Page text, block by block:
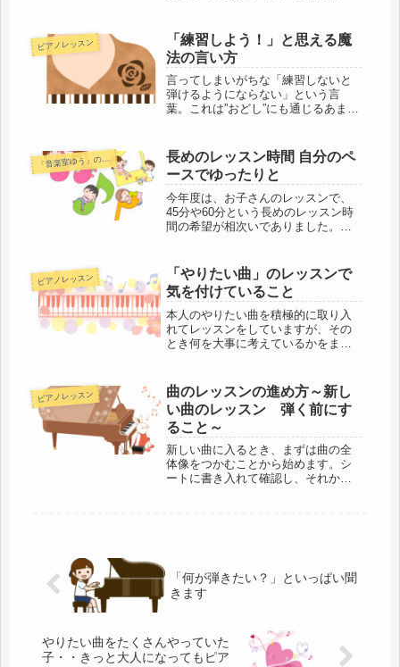
か、書いてみました。
ピアノレッスン
「練習しよう！」と思える魔
法の言い方
言ってしまいがちな「練習しないと
弾けるようにならない」という言
葉。これは”おどし”にも通じるあまり
なる言い方があります。つい言って
しまう反省も込めてまとめてみまし
た。
「
音楽室ゆう」のこと
長めのレッスン時間 自分のペ
ースでゆったりと
今年度は、お子さんのレッスンで、
45分や60分という長めのレッスン時
間の希望が相次いでありました。
したが、本人のペースにじっくりと
付き合い、こちらのやってほしいこ
とも受け入れてもらいやすくなりま
した。
ピアノレッスン
「やりたい曲」のレッスンで
気を付けていること
本人のやりたい曲を積極的に取り入
れてレッスンをしていますが、その
とき何を大事に考えているかをまと
か、一緒に考えてレッスンを進めて
います。やってみたけどできなかっ
た・・には絶対にならないように！
ピアノレッスン
曲のレッスンの進め方～新し
い曲のレッスン 弾く前にす
ること～
新しい曲に入るとき、まずは曲の全
体像をつかむことから始めます。シ
ートに書き入れて確認し、それから
「何が弾きたい？」といっぱい聞
きます
やりたい曲をたくさんやっていた
子・・きっと大人になってもピア